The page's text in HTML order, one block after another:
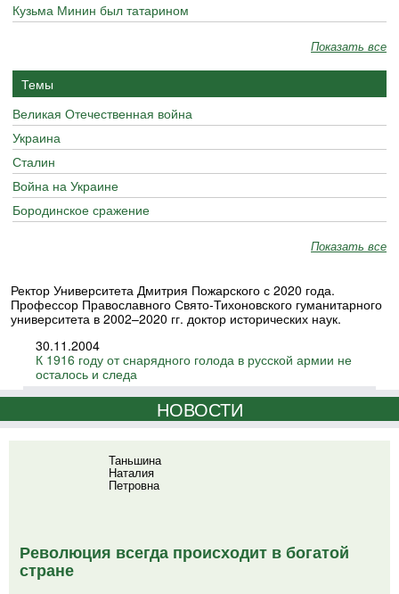
Кузьма Минин был татарином
Показать все
Темы
Великая Отечественная война
Украина
Сталин
Война на Украине
Бородинское сражение
Показать все
Ректор Университета Дмитрия Пожарского с 2020 года.
Профессор Православного Свято-Тихоновского гуманитарного
университета в 2002–2020 гг. доктор исторических наук.
30.11.2004
К 1916 году от снарядного голода в русской армии не
осталось и следа
НОВОСТИ
Таньшина
Наталия
Петровна
Революция всегда происходит в богатой
стране